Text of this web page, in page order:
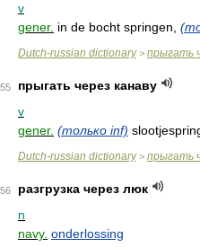
v
gener. in de bocht springen,
Dutch-russian dictionary> прыгать
55
прыгать через канаву
v
gener. (только inf)
Dutch-russian dictionary> прыгать
56
разгрузка через люк
n
navy. onderlossing